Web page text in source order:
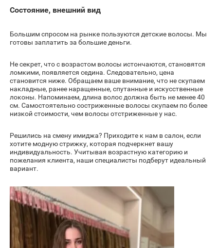
Состояние, внешний вид
Большим спросом на рынке пользуются детские волосы. Мы
готовы заплатить за большие деньги.
Не секрет, что с возрастом волосы истончаются, становятся
ломкими, появляется седина. Следовательно, цена
становится ниже. Обращаем ваше внимание, что не скупаем
накладные, ранее наращенные, спутанные и искусственные
локоны. Напоминаем, длина волос должна быть не менее 40
см. Самостоятельно состриженные волосы скупаем по более
низкой стоимости, чем волосы отстриженные у нас.
Решились на смену имиджа? Приходите к нам в салон, если
хотите модную стрижку, которая подчеркнет вашу
индивидуальность. Учитывая возрастную категорию и
пожелания клиента, наши специалисты подберут идеальный
вариант.